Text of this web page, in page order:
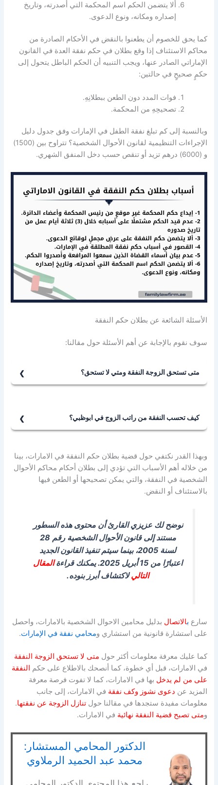
ألا يتضمن الحكم اسم المحكمة التي أصدرته، وتاريخ
إصداره ومكانه، ونوع الدعوى.
كما يحق للخصوم أن يطعنوا بالنقض في الأحكام الصادرة من
محاكم الاستئناف إذا وقع بطلان في حكم نفقة العدة في القانون
الإماراتي الصادر عنها، ويجب التنبيه أن الحكم الباطل يتحول إلى
حكمٍ صحيحٍ في حالتين:
فوات المدد دون الطعن ببطلانِهِ.
تصحيحِهِ من المحكمة.
وبالنسبة إلى كم تبلغ نفقة الطفل في الإمارات وفق جدول دليل
الإجراءات التنظيمية لقانون الأحوال الشخصية؟ تتراوح بين (1500)
و (6000) درهم تزيد أو تنقص حسب دخل المنفق الشهري.
الأسئلة الشائعة عن بطلان حكم النفقة
سوف نقوم بالإجابة عن أهم الأسئلة حول مقالنا:
متى تستحق الزوجة النفقة ومتي لا تستحق؟
القانوني الصحيح، ولا تستحق النفقة في حال نشوزها أو
شقاقِها وخروجها عن طاعة الزوج الواجبة بالقانون، أو
كيف تحسب النفقة من راتب الزوج في ابوظبي؟
ديون المُنفق المعتبرة بحسب تقدير المحكمة، وتستحقُ
الحاضنة مسكنًا ملائمًا أو أجرة مسكن، ما لم تكن تملك مسكنًا
خاصًا.
وبهذا القدر نكتفي حول قضية بطلان حكم النفقة في الامارات، بينا
من خلاله أهم الأسباب التي تؤدي إلى بطلان أحكام محاكم الأحوال
الشخصية في النفقة، والتي يمكن تصحيحها أو الطعن فيها
بالاستئناف أو النقض.
نوضح لك عزيزي القارئ أن محتوى هذه السطور
مستند إلى قانون الأحوال الشخصية رقم 28
لسنة 2005، بينما سيتم تنفيذ القانون الجديد
اعتبارًا من 15 أبريل 2025. يمكنك قراءة
المقال
التاليلاكتشاف أبرز بنوده.
سارع بالاتصال بدليل محامين الاحوال الشخصية بالامارات، واحصل
على استشارة قانونية من استشاري ومحامي نفقة في الإمارات.
كما عليك معرفة معلومات أكثر حول متى لا تستحق الزوجة النفقة
في الامارات، قبل أي خطوة، كما أنصحك بالاطلاع على حكم النفقة
على من لم يدخل بها في الامارات، كما لا تفوت فرصة معرفة
المزيد عن دعوى نشوز وكف نفقة في الامارات، إلى جانب
معلومات مفيدة ستجدها في مقالنا حولتنازل الزوجة عن نفقتها.
ومتى تصبح قضية النفقة نهائية في الامارات.
الدكتور المحامي المستشار:
محمد عبد الحميد الرملاوي